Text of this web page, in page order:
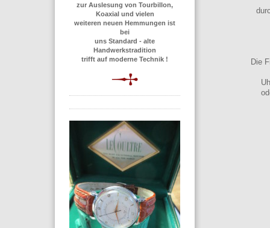
zur Auslesung von Tourbillon,
Koaxial und vielen
weiteren neuen Hemmungen ist
bei
uns Standard - alte
Handwerkstradition
trifft auf moderne Technik !
Die